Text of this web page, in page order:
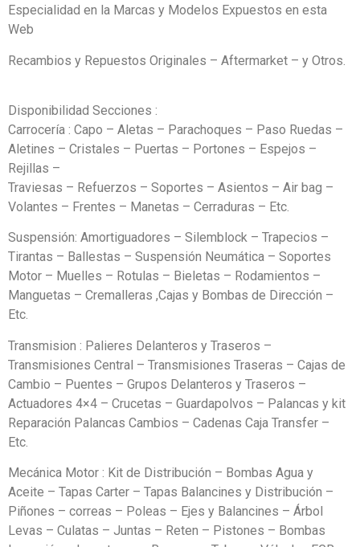
Especialidad en la Marcas y Modelos Expuestos en esta
Web
Recambios y Repuestos Originales – Aftermarket – y Otros.
Disponibilidad Secciones :
Carrocería : Capo – Aletas – Parachoques – Paso Ruedas –
Aletines – Cristales – Puertas – Portones – Espejos –
Rejillas –
Traviesas – Refuerzos – Soportes – Asientos – Air bag –
Volantes – Frentes – Manetas – Cerraduras – Etc.
Suspensión: Amortiguadores – Silemblock – Trapecios –
Tirantas – Ballestas – Suspensión Neumática – Soportes
Motor – Muelles – Rotulas – Bieletas – Rodamientos –
Manguetas – Cremalleras ,Cajas y Bombas de Dirección –
Etc.
Transmision : Palieres Delanteros y Traseros –
Transmisiones Central – Transmisiones Traseras – Cajas de
Cambio – Puentes – Grupos Delanteros y Traseros –
Actuadores 4×4 – Crucetas – Guardapolvos – Palancas y kit
Reparación Palancas Cambios – Cadenas Caja Transfer –
Etc.
Mecánica Motor : Kit de Distribución – Bombas Agua y
Aceite – Tapas Carter – Tapas Balancines y Distribución –
Piñones – correas – Poleas – Ejes y Balancines – Árbol
Levas – Culatas – Juntas – Reten – Pistones – Bombas